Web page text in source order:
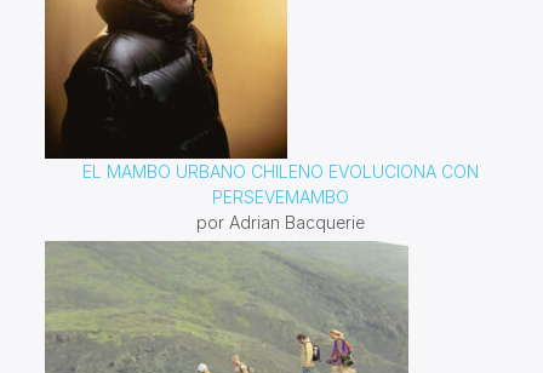
EL MAMBO URBANO CHILENO EVOLUCIONA CON
PERSEVEMAMBO
por Adrian Bacquerie